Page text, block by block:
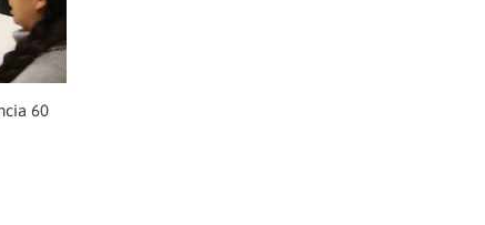
60